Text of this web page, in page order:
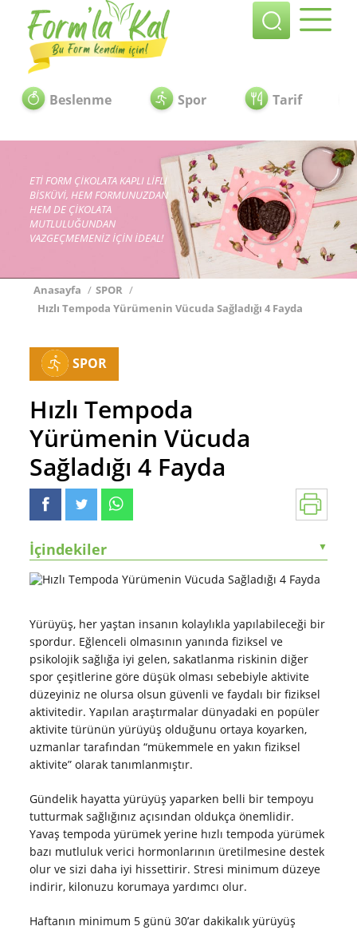
Beslenme Spor Tarif
ETİ FORM ÇİKOLATA KAPLI LİFLİ
BİSKÜVİ, HEM FORMUNUZDAN
HEM DE ÇİKOLATA
MUTLULUĞUNDAN
VAZGEÇMEMENİZ İÇİN İDEAL!
Anasayfa / SPOR /
Hızlı Tempoda Yürümenin Vücuda Sağladığı 4 Fayda
SPOR
Hızlı Tempoda
Yürümenin Vücuda
Sağladığı 4 Fayda
İçindekiler ▼
Yürüyüş, her yaştan insanın kolaylıkla yapılabileceği bir
spordur. Eğlenceli olmasının yanında fiziksel ve
psikolojik sağlığa iyi gelen, sakatlanma riskinin diğer
spor çeşitlerine göre düşük olması sebebiyle aktivite
düzeyiniz ne olursa olsun güvenli ve faydalı bir fiziksel
aktivitedir. Yapılan araştırmalar dünyadaki en popüler
aktivite türünün yürüyüş olduğunu ortaya koyarken,
uzmanlar tarafından “mükemmele en yakın fiziksel
aktivite” olarak tanımlanmıştır.
Gündelik hayatta yürüyüş yaparken belli bir tempoyu
tutturmak sağlığınız açısından oldukça önemlidir.
Yavaş tempoda yürümek yerine hızlı tempoda yürümek
bazı mutluluk verici hormonlarının üretilmesine destek
olur ve sizi daha iyi hissettirir. Stresi minimum düzeye
indirir, kilonuzu korumaya yardımcı olur.
Haftanın minimum 5 günü 30’ar dakikalık yürüyüş